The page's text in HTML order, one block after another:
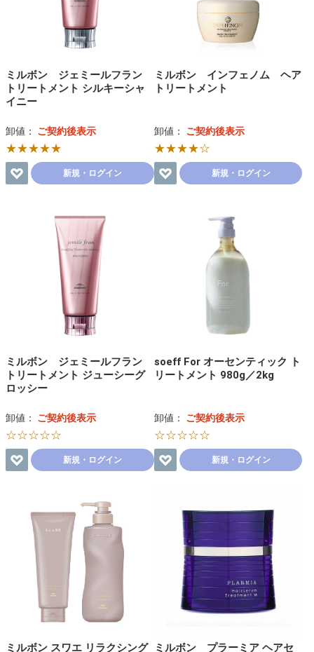
ミルボン ジェミールフラン
トリートメント シルキーシャ
イニー
卸値： ご契約後表示
★★★★★
新規・ログイン
ミルボン インフェノム ヘア
トリートメント
卸値： ご契約後表示
★★★★☆
新規・ログイン
ミルボン ジェミールフラン
トリートメント ジューシーグ
ロッシー
卸値： ご契約後表示
☆☆☆☆☆
新規・ログイン
soeff For オーセンティック ト
リートメント 980g／2kg
卸値： ご契約後表示
☆☆☆☆☆
新規・ログイン
ミルボン スワエ リラクシング ミルボン プラーミア ヘアセ